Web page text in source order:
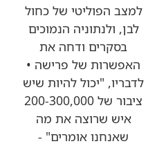
למצב הפוליטי של כחול
לבן, ולנתוניה הנמוכים
בסקרים ודחה את
האפשרות של פרישה •
לדבריו, "יכול להיות שיש
ציבור של 200-300,000
איש שרוצה את מה
שאנחנו אומרים" -